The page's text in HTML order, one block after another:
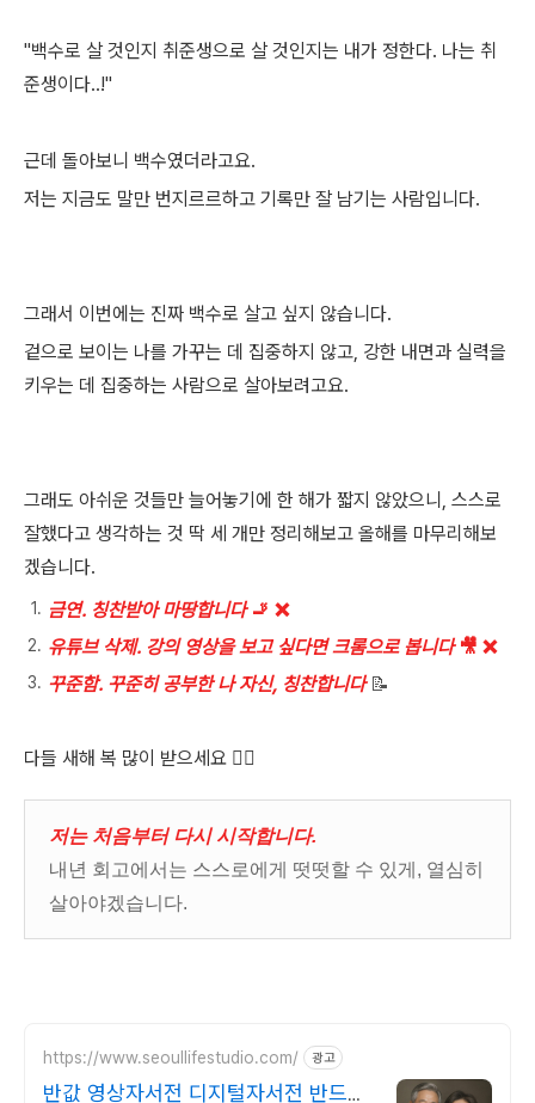
"백수로 살 것인지 취준생으로 살 것인지는 내가 정한다. 나는 취
준생이다..!"
근데 돌아보니 백수였더라고요.
저는 지금도 말만 번지르르하고 기록만 잘 남기는 사람입니다.
그래서 이번에는 진짜 백수로 살고 싶지 않습니다.
겉으로 보이는 나를 가꾸는 데 집중하지 않고, 강한 내면과 실력을
키우는 데 집중하는 사람으로 살아보려고요.
그래도 아쉬운 것들만 늘어놓기에 한 해가 짧지 않았으니, 스스로
잘했다고 생각하는 것 딱 세 개만 정리해보고 올해를 마무리해보
겠습니다.
금연. 칭찬받아 마땅합니다 🚬 ❌
유튜브 삭제. 강의 영상을 보고 싶다면 크롬으로 봅니다 🎥 ❌
꾸준함. 꾸준히 공부한 나 자신, 칭찬합니다 📝
다들 새해 복 많이 받으세요 🙇‍♂️
저는 처음부터 다시 시작합니다.
내년 회고에서는 스스로에게 떳떳할 수 있게, 열심히
살아야겠습니다.
https://www.seoullifestudio.com/ 광고
반값 영상자서전 디지털자서전 반드시